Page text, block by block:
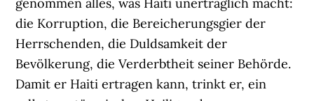
die Korruption, die Bereicherungsgier der
Herrschenden, die Duldsamkeit der
Bevölkerung, die Verderbtheit seiner Behörde.
Damit er Haiti ertragen kann, trinkt er, ein